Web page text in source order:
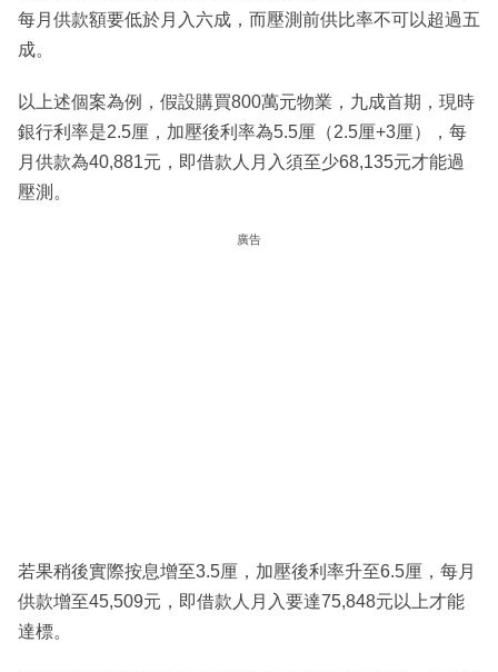
每月供款額要低於月入六成，而壓測前供比率不可以超過五
成。
以上述個案為例，假設購買800萬元物業，九成首期，現時
銀行利率是2.5厘，加壓後利率為5.5厘（2.5厘+3厘），每
月供款為40,881元，即借款人月入須至少68,135元才能過
壓測。
廣告
若果稍後實際按息增至3.5厘，加壓後利率升至6.5厘，每月
供款增至45,509元，即借款人月入要達75,848元以上才能
達標。